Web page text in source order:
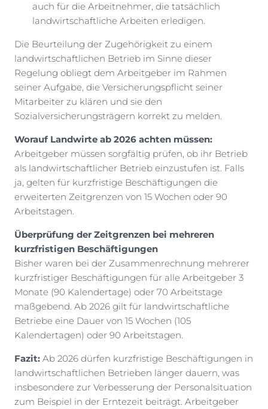
auch für die Arbeitnehmer, die tatsächlich
landwirtschaftliche Arbeiten erledigen.
Die Beurteilung der Zugehörigkeit zu einem
landwirtschaftlichen Betrieb im Sinne dieser
Regelung obliegt dem Arbeitgeber im Rahmen
seiner Aufgabe, die Versicherungspflicht seiner
Mitarbeiter zu klären und sie den
Sozialversicherungsträgern korrekt zu melden.
Worauf Landwirte ab 2026 achten müssen:
Arbeitgeber müssen sorgfältig prüfen, ob ihr Betrieb
als landwirtschaftlicher Betrieb einzustufen ist. Falls
ja, gelten für kurzfristige Beschäftigungen die
erweiterten Zeitgrenzen von 15 Wochen oder 90
Arbeitstagen.
Überprüfung der Zeitgrenzen bei mehreren
kurzfristigen Beschäftigungen
Bisher waren bei der Zusammenrechnung mehrerer
kurzfristiger Beschäftigungen für alle Arbeitgeber 3
Monate (90 Kalendertage) oder 70 Arbeitstage
maßgebend. Ab 2026 gilt für landwirtschaftliche
Betriebe eine Dauer von 15 Wochen (105
Kalendertagen) oder 90 Arbeitstagen.
Fazit: Ab 2026 dürfen kurzfristige Beschäftigungen in
landwirtschaftlichen Betrieben länger dauern, was
insbesondere zur Verbesserung der Personalsituation
zum Beispiel in der Erntezeit beiträgt. Arbeitgeber